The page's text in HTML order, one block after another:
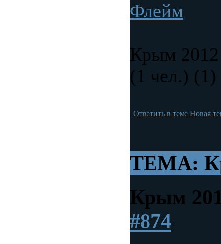
Флейм
Крым 2012
(1 чел.) (1)
Ответить в теме Новая
ТЕМА:
Крым
#874